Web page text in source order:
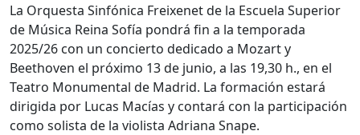
La Orquesta Sinfónica Freixenet de la Escuela Superior
de Música Reina Sofía pondrá fin a la temporada
2025/26 con un concierto dedicado a Mozart y
Beethoven el próximo 13 de junio, a las 19,30 h., en el
Teatro Monumental de Madrid. La formación estará
dirigida por Lucas Macías y contará con la participación
como solista de la violista Adriana Snape.